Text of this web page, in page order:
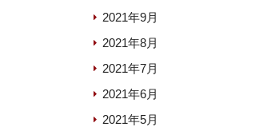
2021年9月
2021年8月
2021年7月
2021年6月
2021年5月